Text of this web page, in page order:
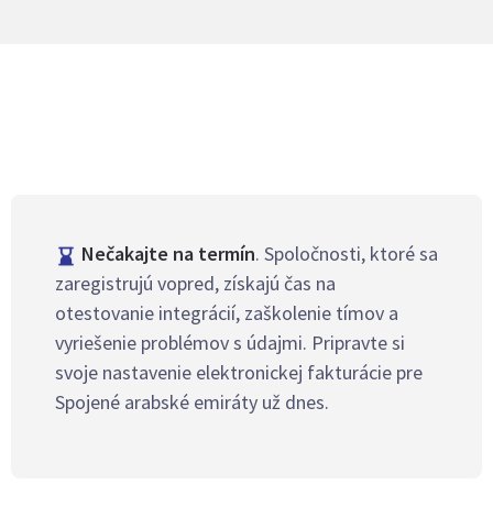
Nečakajte na termín. Spoločnosti, ktoré sa
zaregistrujú vopred, získajú čas na
otestovanie integrácií, zaškolenie tímov a
vyriešenie problémov s údajmi. Pripravte si
svoje nastavenie elektronickej fakturácie pre
Spojené arabské emiráty už dnes.